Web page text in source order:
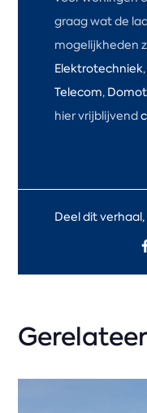
graag wat de
mogelijkheden
Elektrotechniek,
Telecom,
hier vrijblijvend
Deel dit